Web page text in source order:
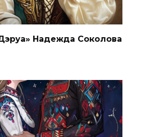
Надежда Соколова